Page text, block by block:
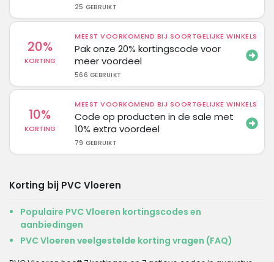
25 GEBRUIKT
20%
KORTING
MEEST VOORKOMEND BIJ SOORTGELIJKE WINKELS
Pak onze 20% kortingscode voor
meer voordeel
566 GEBRUIKT
10%
KORTING
MEEST VOORKOMEND BIJ SOORTGELIJKE WINKELS
Code op producten in de sale met
10% extra voordeel
79 GEBRUIKT
Korting bij PVC Vloeren
Populaire PVC Vloeren kortingscodes en
aanbiedingen
PVC Vloeren veelgestelde korting vragen (FAQ)